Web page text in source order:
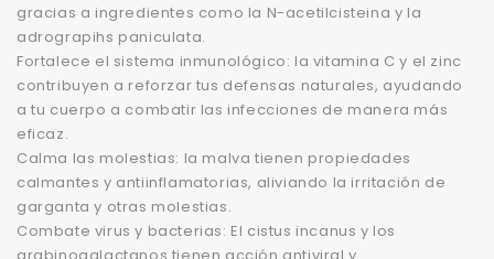
gracias a ingredientes como la N-acetilcisteina y la
adrograpihs paniculata.
Fortalece el sistema inmunológico: la vitamina C y el zinc
contribuyen a reforzar tus defensas naturales, ayudando
a tu cuerpo a combatir las infecciones de manera más
eficaz.
Calma las molestias: la malva tienen propiedades
calmantes y antiinflamatorias, aliviando la irritación de
garganta y otras molestias.
Combate virus y bacterias: El cistus incanus y los